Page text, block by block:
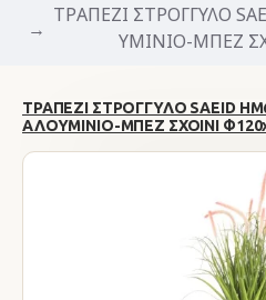
ΤΡΑΠΕΖΙ ΣΤΡΟΓΓΥΛΟ
ΥΜΙΝΙΟ-ΜΠΕΖ
ΤΡΑΠΕΖΙ ΣΤΡΟΓΓΥΛΟ SAEID
ΑΛΟΥΜΙΝΙΟ-ΜΠΕΖ ΣΧΟΙΝΙ